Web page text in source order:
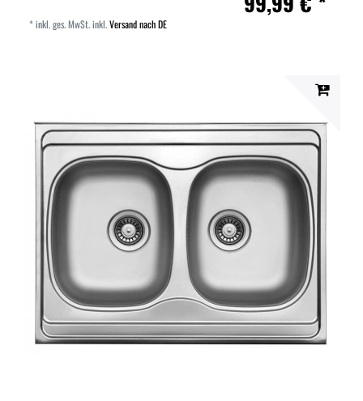
*inkl. ges. MwSt.inkl.Versand nach DE